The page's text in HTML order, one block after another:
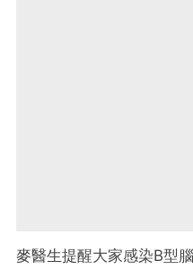
麥醫生提醒大家感染B型